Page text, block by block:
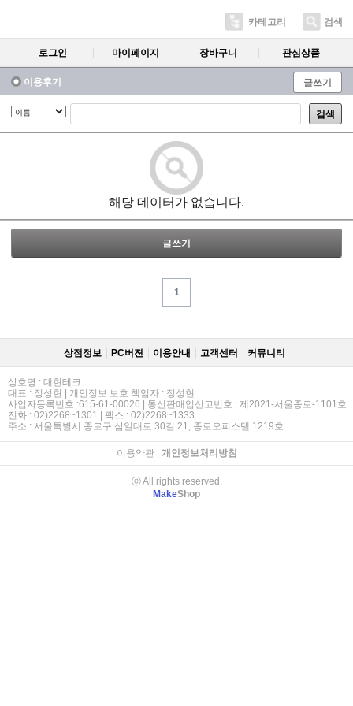
카테고리 검색
로그인 마이페이지 장바구니 관심상품
이용후기 글쓰기
검색
해당 데이터가 없습니다.
글쓰기
1
상점정보 PC버젼 이용안내 고객센터 커뮤니티
상호명 : 대현테크
대표 : 정성현 | 개인정보 보호 책임자 : 정성현
사업자등록번호 :615-61-00026 | 통신판매업신고번호 : 제2021-서울종로-1101호
전화 : 02)2268~1301 | 팩스 : 02)2268~1333
주소 : 서울특별시 종로구 삼일대로 30길 21, 종로오피스텔 1219호
이용약관| 개인정보처리방침
ⓒ All rights reserved.
MakeShop